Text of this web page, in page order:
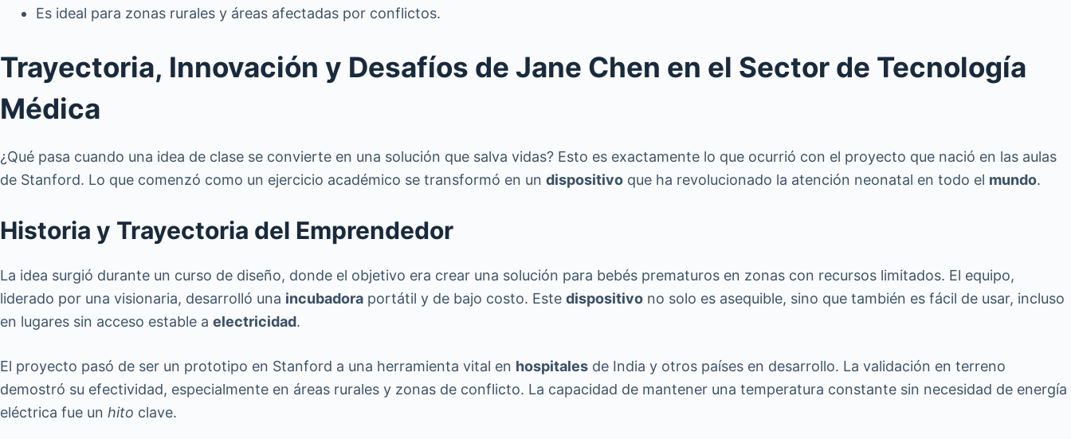
Es ideal para zonas rurales y áreas afectadas por conflictos.
Trayectoria, Innovación y Desafíos de Jane Chen en el Sector de Tecnología
Médica
¿Qué pasa cuando una idea de clase se convierte en una solución que salva vidas? Esto es exactamente lo que ocurrió con el proyecto que nació en las aulas
de Stanford. Lo que comenzó como un ejercicio académico se transformó en un dispositivo que ha revolucionado la atención neonatal en todo el mundo.
Historia y Trayectoria del Emprendedor
La idea surgió durante un curso de diseño, donde el objetivo era crear una solución para bebés prematuros en zonas con recursos limitados. El equipo,
liderado por una visionaria, desarrolló una incubadora portátil y de bajo costo. Este dispositivo no solo es asequible, sino que también es fácil de usar, incluso
en lugares sin acceso estable a electricidad.
El proyecto pasó de ser un prototipo en Stanford a una herramienta vital en hospitales de India y otros países en desarrollo. La validación en terreno
demostró su efectividad, especialmente en áreas rurales y zonas de conflicto. La capacidad de mantener una temperatura constante sin necesidad de energía
eléctrica fue un hito clave.